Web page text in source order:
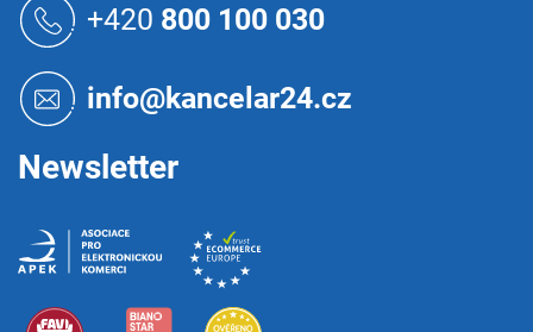
+420 800 100 030
info@kancelar24.cz
Newsletter